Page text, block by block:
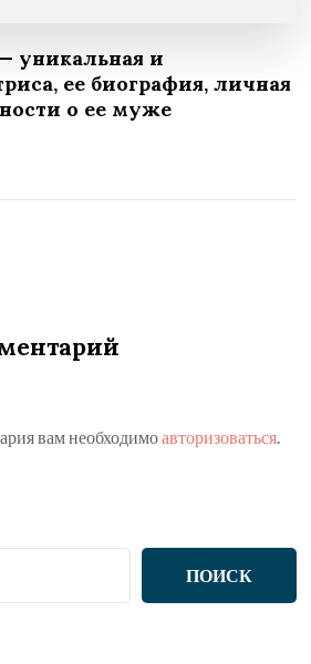
уникальная и
ее биография, личная
о ее муже
вам необходимоавторизоваться.
ПОИСК